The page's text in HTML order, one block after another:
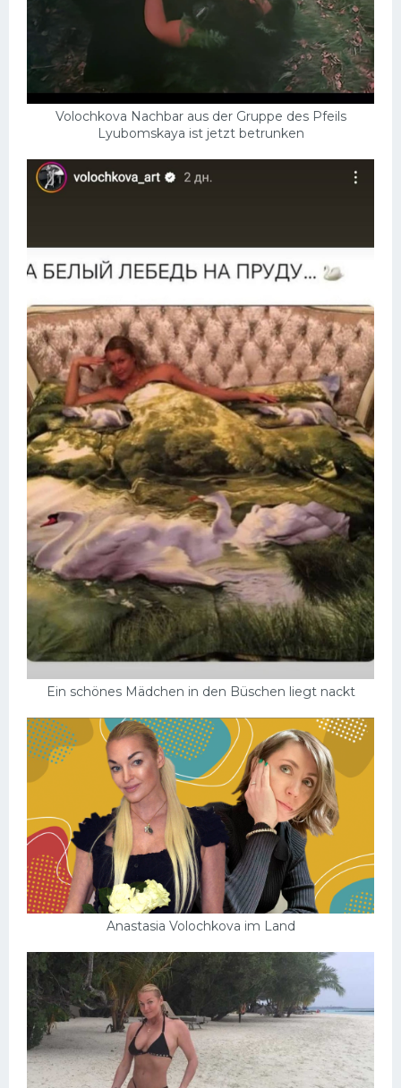
Volochkova Nachbar aus der Gruppe des Pfeils
Lyubomskaya ist jetzt betrunken
Ein schönes Mädchen in den Büschen liegt nackt
Anastasia Volochkova im Land